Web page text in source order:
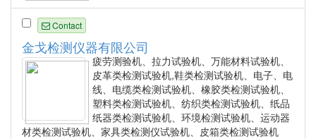
Contact
金戈检测仪器有限公司
疲劳测验机、拉力试验机、万能材料试验机、
皮革类检测试验机,鞋类检测试验机、电子、电
线、电缆类检测试验机、橡胶类检测试验机、
塑料类检测试验机、纺织类检测试验机、纸品
纸器类检测试验机、环境检测试验机、运动器
材类检测试验机、家具类检测仪试验机、皮箱类检测试验机